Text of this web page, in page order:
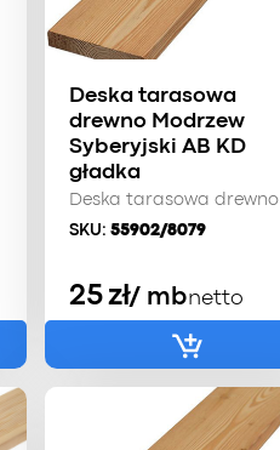
Deska tarasowa
drewno Modrzew
Syberyjski AB KD
gładka
Deska tarasowa drewno
SKU: 55902/8079
25zł/ mbnetto